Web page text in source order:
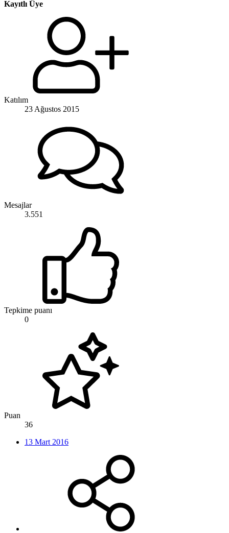
Kayıtlı Üye
Katılım
23 Ağustos 2015
Mesajlar
3.551
Tepkime puanı
0
Puan
36
13 Mart 2016